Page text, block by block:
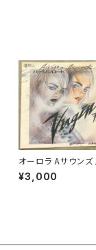
オーロラ Aサウンズ
ージンロード
¥3,000